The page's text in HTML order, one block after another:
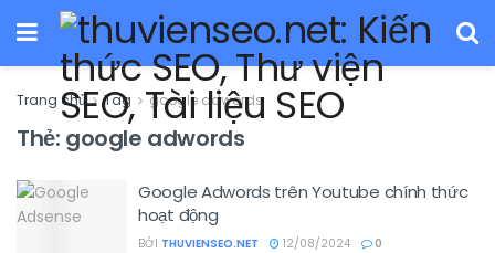
Trang chủ Tag google adwords
Thẻ: google adwords
Google Adwords trên Youtube chính thức
hoạt động
BỞI THUVIENSEO.NET 12/08/2024 0